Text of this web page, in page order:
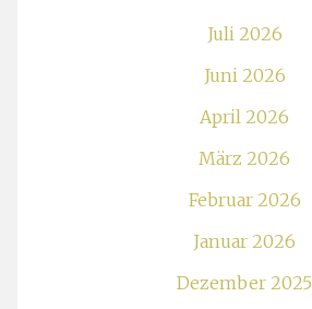
Juli 2026
Juni 2026
April 2026
März 2026
Februar 2026
Januar 2026
Dezember 2025